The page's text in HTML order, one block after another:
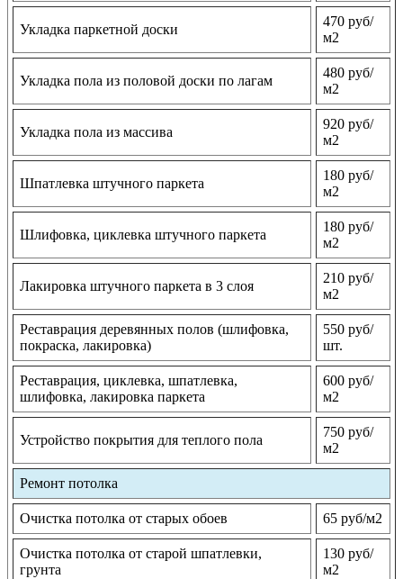
Укладка паркетной доски
470 руб/
м2
Укладка пола из половой доски по лагам
480 руб/
м2
Укладка пола из массива
920 руб/
м2
Шпатлевка штучного паркета
180 руб/
м2
Шлифовка, циклевка штучного паркета
180 руб/
м2
Лакировка штучного паркета в 3 слоя
210 руб/
м2
Реставрация деревянных полов (шлифовка,
покраска, лакировка)
550 руб/
шт.
Реставрация, циклевка, шпатлевка,
шлифовка, лакировка паркета
600 руб/
м2
Устройство покрытия для теплого пола
750 руб/
м2
Ремонт потолка
Очистка потолка от старых обоев 65 руб/м2
Очистка потолка от старой шпатлевки,
грунта
130 руб/
м2